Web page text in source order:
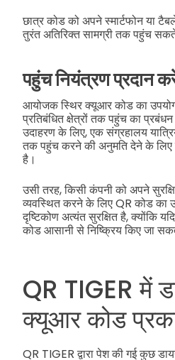
छात्र कोड को अपने स्मार्टफोन या
तुरंत अतिरिक्त सामग्री तक पहुंच
पहुंच नियंत्रण प्रदान
आयोजक स्थिर क्यूआर कोड का उपयोग
प्रतिबंधित क्षेत्रों तक पहुंच का
उदाहरण के लिए, एक संग्रहालय
तक पहुंच करने की अनुमति देने के
है।
उसी तरह, किसी कंपनी को अपने
व्यवस्थित करने के लिए QR कोड का
दृष्टिकोण अत्यंत सुरक्षित है, क्योंकि
कोड आसानी से निष्क्रिय किए जा
QR TIGER में
क्यूआर कोड
QR TIGER द्वारा पेश की गई कुछ